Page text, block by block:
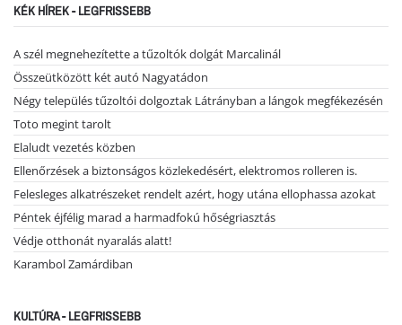
KÉK HÍREK - LEGFRISSEBB
A szél megnehezítette a tűzoltók dolgát Marcalinál
Összeütközött két autó Nagyatádon
Négy település tűzoltói dolgoztak Látrányban a lángok megfékezésén
Toto megint tarolt
Elaludt vezetés közben
Ellenőrzések a biztonságos közlekedésért, elektromos rolleren is.
Felesleges alkatrészeket rendelt azért, hogy utána ellophassa azokat
Péntek éjfélig marad a harmadfokú hőségriasztás
Védje otthonát nyaralás alatt!
Karambol Zamárdiban
KULTÚRA - LEGFRISSEBB